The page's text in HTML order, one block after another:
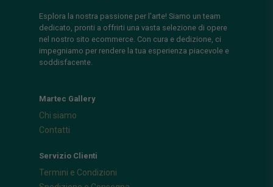
Esplora la nostra passione per l'arte! Siamo un team
dedicato, pronti a offrirti una vasta selezione di opere
nel nostro sito ecommerce. Con cura e dedizione, ci
impegniamo per rendere la tua esperienza piacevole e
soddisfacente.
Martec Gallery
Chi siamo
Contatti
Servizio Clienti
Termini e Condizioni